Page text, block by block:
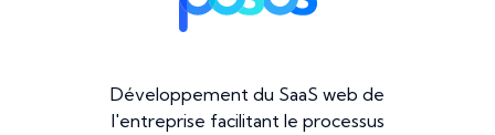
Développement du SaaS web de
l'entreprise facilitant le processus